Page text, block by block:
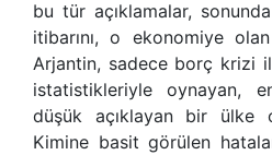
bu tür açıklamalar,
itibarını, o ekonomiye
Arjantin, sadece borç krizi
istatistikleriyle oynayan,
düşük açıklayan bir ülke
Kimine basit görülen